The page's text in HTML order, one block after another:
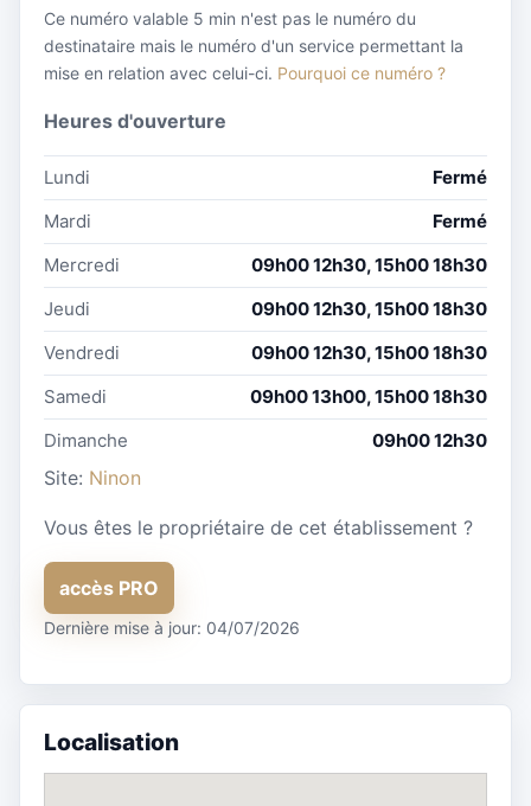
Ce numéro valable 5 min n'est pas le numéro du
destinataire mais le numéro d'un service permettant la
mise en relation avec celui-ci. Pourquoi ce numéro ?
Heures d'ouverture
Lundi
Fermé
Mardi
Fermé
Mercredi
09h00 12h30, 15h00 18h30
Jeudi
09h00 12h30, 15h00 18h30
Vendredi
09h00 12h30, 15h00 18h30
Samedi
09h00 13h00, 15h00 18h30
Dimanche
09h00 12h30
Site: Ninon
Vous êtes le propriétaire de cet établissement ?
accès PRO
Dernière mise à jour: 04/07/2026
Localisation